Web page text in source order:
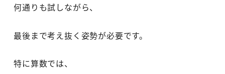
何通りも試しながら、
最後まで考え抜く姿勢が必要です。
特に算数では、